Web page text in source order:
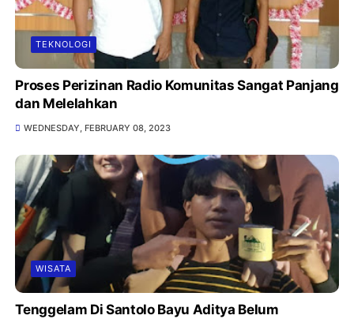
TEKNOLOGI
Proses Perizinan Radio Komunitas Sangat Panjang
dan Melelahkan
WEDNESDAY, FEBRUARY 08, 2023
WISATA
Tenggelam Di Santolo Bayu Aditya Belum